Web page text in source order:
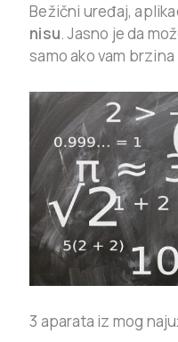
Bežični uređaj,
nisu. Jasno je da
samo ako vam
3 aparata iz mog